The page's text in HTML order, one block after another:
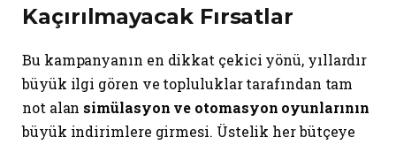
Kaçırılmayacak Fırsatlar
Bu kampanyanın en dikkat çekici yönü, yıllardır
büyük ilgi gören ve topluluklar tarafından tam
not alan simülasyon ve otomasyon oyunlarının
büyük indirimlere girmesi. Üstelik her bütçeye